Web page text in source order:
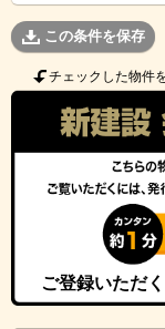
この条件を保存
チェックした物件
ご登録いただ